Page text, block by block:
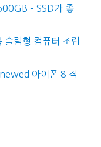
– SSD가 좋
슬림형 컴퓨터 조립
아이폰 8 직